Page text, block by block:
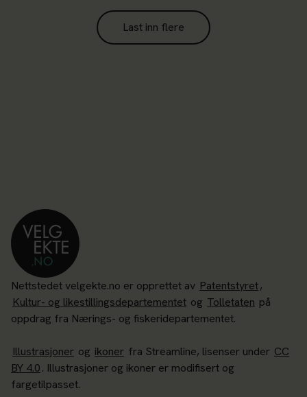
Last inn flere
Nettstedet velgekte.no er opprettet av Patentstyret,
Kultur- og likestillingsdepartementet og Tolletaten på
oppdrag fra Nærings- og fiskeridepartementet.
Illustrasjoner og ikoner fra Streamline, lisenser under CC
BY 4.0. Illustrasjoner og ikoner er modifisert og
fargetilpasset.